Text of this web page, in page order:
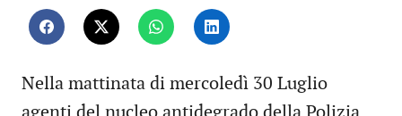
Nella mattinata di mercoledì 30 Luglio